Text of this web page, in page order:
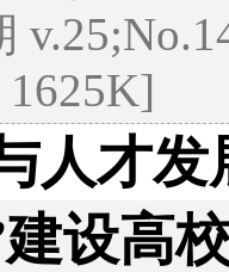
1625K]
人才发
设高